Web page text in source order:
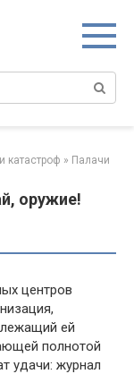
катастроф » Палачи
оружие!
центров
ей
полнотой
удачи: журнал